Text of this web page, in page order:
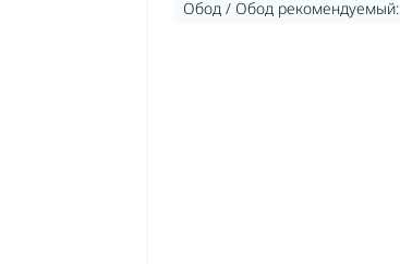
Обод / Обод рекомендуемый: